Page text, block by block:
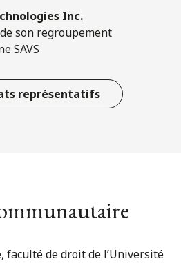
Inc.
son regroupement
SAVS
représentatifs
de droit de l’Université